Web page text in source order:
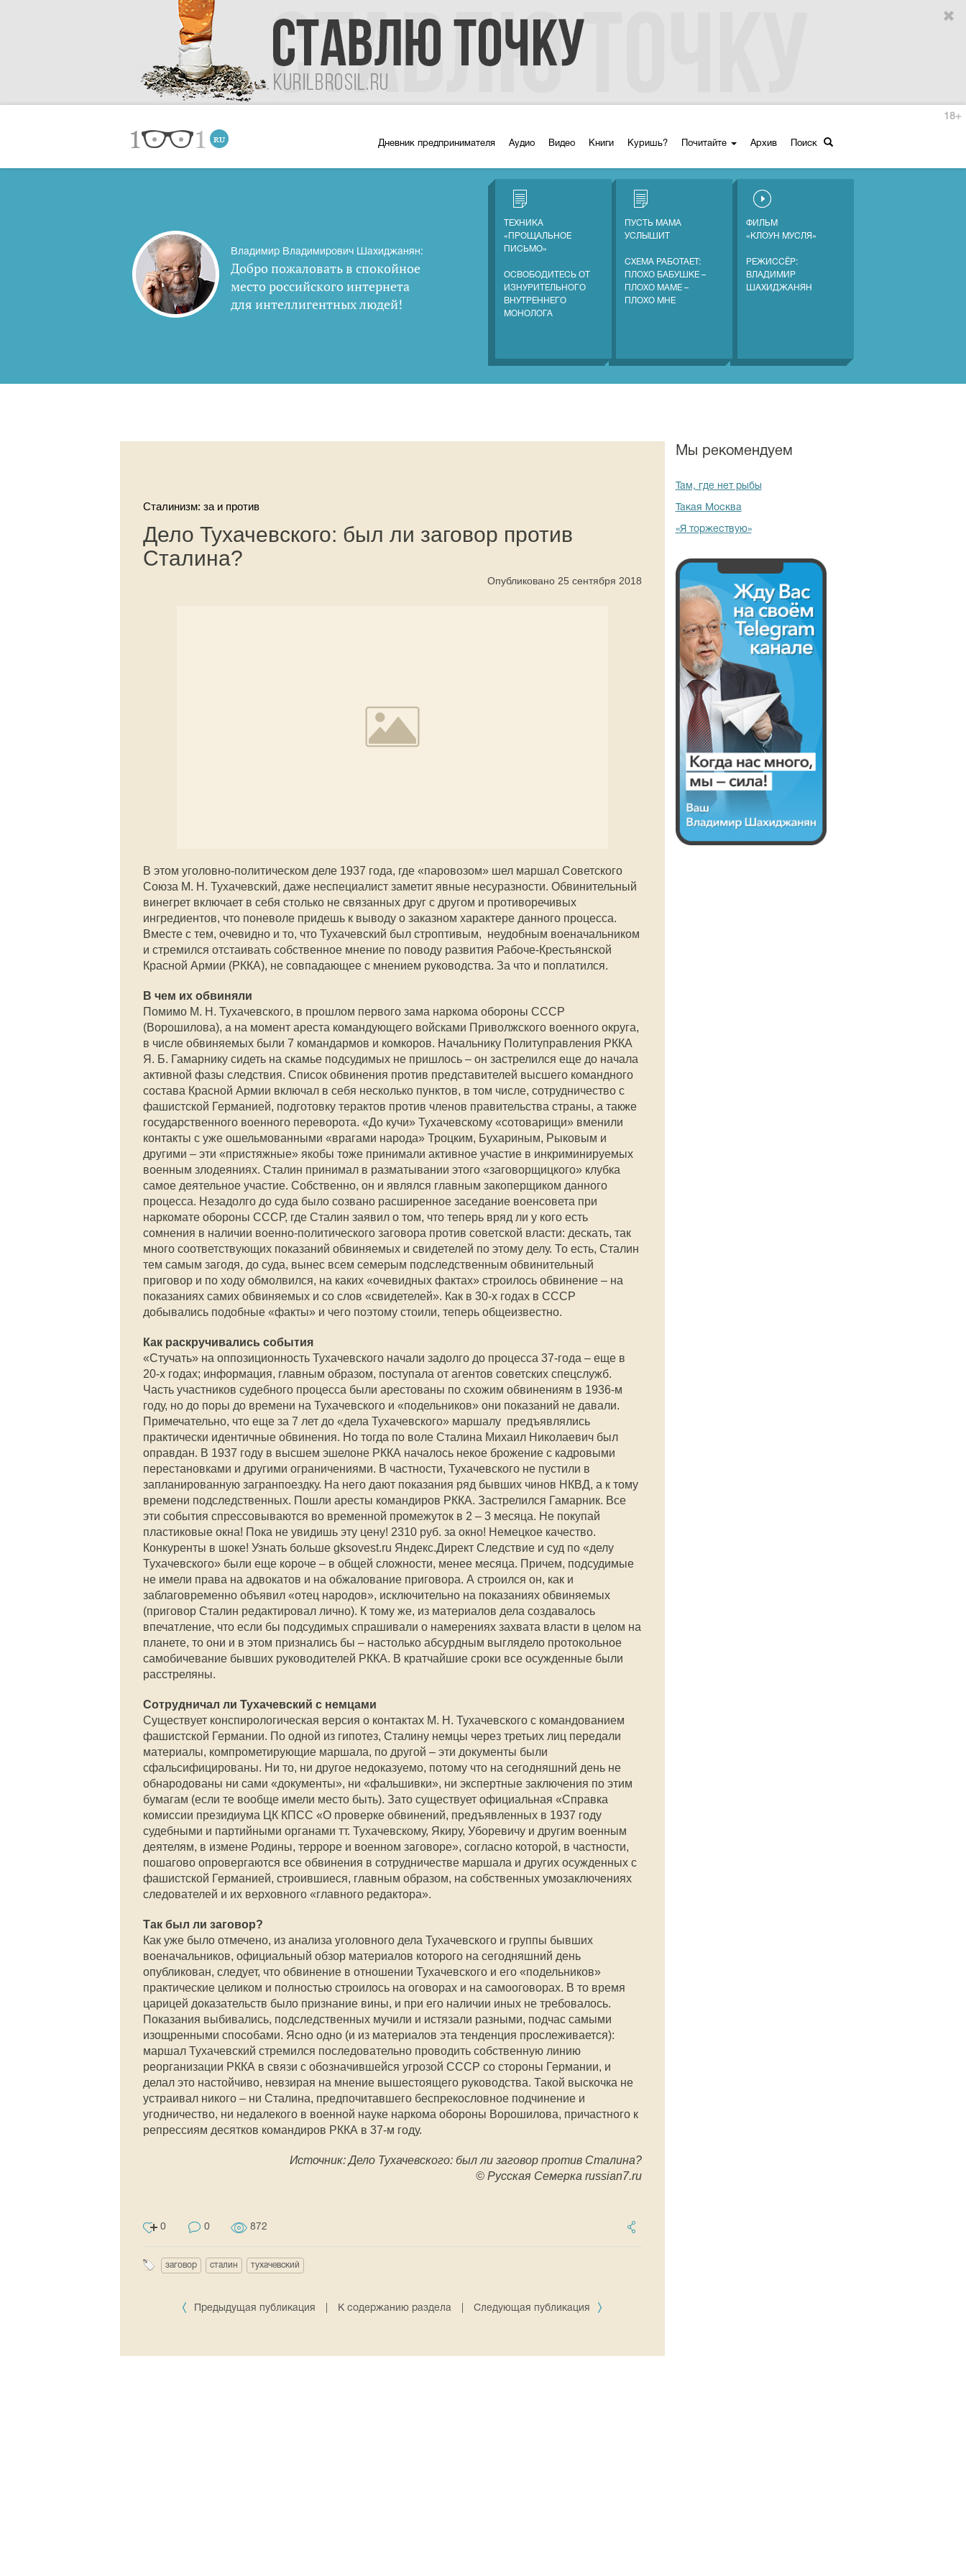
Дневник предпринимателя Аудио Видео Книги Куришь? Почитайте Архив Поиск
18+
Владимир Владимирович Шахиджанян:
Добро пожаловать в спокойное
место российского интернета
для интеллигентных людей!
ТЕХНИКА
«ПРОЩАЛЬНОЕ
ПИСЬМО»
ОСВОБОДИТЕСЬ ОТ
ИЗНУРИТЕЛЬНОГО
ВНУТРЕННЕГО
МОНОЛОГА
ПУСТЬ МАМА
УСЛЫШИТ
СХЕМА РАБОТАЕТ:
ПЛОХО БАБУШКЕ –
ПЛОХО МАМЕ –
ПЛОХО МНЕ
ФИЛЬМ
«КЛОУН МУСЛЯ»
РЕЖИССЁР:
ВЛАДИМИР
ШАХИДЖАНЯН
Сталинизм: за и против
Дело Тухачевского: был ли заговор против
Сталина?
Опубликовано 25 сентября 2018
В этом уголовно-политическом деле 1937 года, где «паровозом» шел маршал Советского
Союза М. Н. Тухачевский, даже неспециалист заметит явные несуразности. Обвинительный
винегрет включает в себя столько не связанных друг с другом и противоречивых
ингредиентов, что поневоле придешь к выводу о заказном характере данного процесса.
Вместе с тем, очевидно и то, что Тухачевский был строптивым, неудобным военачальником
и стремился отстаивать собственное мнение по поводу развития Рабоче-Крестьянской
Красной Армии (РККА), не совпадающее с мнением руководства. За что и поплатился.
В чем их обвиняли
Помимо М. Н. Тухачевского, в прошлом первого зама наркома обороны СССР
(Ворошилова), а на момент ареста командующего войсками Приволжского военного округа,
в числе обвиняемых были 7 командармов и комкоров. Начальнику Политуправления РККА
Я. Б. Гамарнику сидеть на скамье подсудимых не пришлось – он застрелился еще до начала
активной фазы следствия. Список обвинения против представителей высшего командного
состава Красной Армии включал в себя несколько пунктов, в том числе, сотрудничество с
фашистской Германией, подготовку терактов против членов правительства страны, а также
государственного военного переворота. «До кучи» Тухачевскому «сотоварищи» вменили
контакты с уже ошельмованными «врагами народа» Троцким, Бухариным, Рыковым и
другими – эти «пристяжные» якобы тоже принимали активное участие в инкриминируемых
военным злодеяниях. Сталин принимал в разматывании этого «заговорщицкого» клубка
самое деятельное участие. Собственно, он и являлся главным закоперщиком данного
процесса. Незадолго до суда было созвано расширенное заседание военсовета при
наркомате обороны СССР, где Сталин заявил о том, что теперь вряд ли у кого есть
сомнения в наличии военно-политического заговора против советской власти: дескать, так
много соответствующих показаний обвиняемых и свидетелей по этому делу. То есть, Сталин
тем самым загодя, до суда, вынес всем семерым подследственным обвинительный
приговор и по ходу обмолвился, на каких «очевидных фактах» строилось обвинение – на
показаниях самих обвиняемых и со слов «свидетелей». Как в 30-х годах в СССР
добывались подобные «факты» и чего поэтому стоили, теперь общеизвестно.
Как раскручивались события
«Стучать» на оппозиционность Тухачевского начали задолго до процесса 37-года – еще в
20-х годах; информация, главным образом, поступала от агентов советских спецслужб.
Часть участников судебного процесса были арестованы по схожим обвинениям в 1936-м
году, но до поры до времени на Тухачевского и «подельников» они показаний не давали.
Примечательно, что еще за 7 лет до «дела Тухачевского» маршалу предъявлялись
практически идентичные обвинения. Но тогда по воле Сталина Михаил Николаевич был
оправдан. В 1937 году в высшем эшелоне РККА началось некое брожение с кадровыми
перестановками и другими ограничениями. В частности, Тухачевского не пустили в
запланированную загранпоездку. На него дают показания ряд бывших чинов НКВД, а к тому
времени подследственных. Пошли аресты командиров РККА. Застрелился Гамарник. Все
эти события спрессовываются во временной промежуток в 2 – 3 месяца. Не покупай
пластиковые окна! Пока не увидишь эту цену! 2310 руб. за окно! Немецкое качество.
Конкуренты в шоке! Узнать больше gksovest.ru Яндекс.Директ Следствие и суд по «делу
Тухачевского» были еще короче – в общей сложности, менее месяца. Причем, подсудимые
не имели права на адвокатов и на обжалование приговора. А строился он, как и
заблаговременно объявил «отец народов», исключительно на показаниях обвиняемых
(приговор Сталин редактировал лично). К тому же, из материалов дела создавалось
впечатление, что если бы подсудимых спрашивали о намерениях захвата власти в целом на
планете, то они и в этом признались бы – настолько абсурдным выглядело протокольное
самобичевание бывших руководителей РККА. В кратчайшие сроки все осужденные были
расстреляны.
Сотрудничал ли Тухачевский с немцами
Существует конспирологическая версия о контактах М. Н. Тухачевского с командованием
фашистской Германии. По одной из гипотез, Сталину немцы через третьих лиц передали
материалы, компрометирующие маршала, по другой – эти документы были
сфальсифицированы. Ни то, ни другое недоказуемо, потому что на сегодняшний день не
обнародованы ни сами «документы», ни «фальшивки», ни экспертные заключения по этим
бумагам (если те вообще имели место быть). Зато существует официальная «Справка
комиссии президиума ЦК КПСС «О проверке обвинений, предъявленных в 1937 году
судебными и партийными органами тт. Тухачевскому, Якиру, Уборевичу и другим военным
деятелям, в измене Родины, терроре и военном заговоре», согласно которой, в частности,
пошагово опровергаются все обвинения в сотрудничестве маршала и других осужденных с
фашистской Германией, строившиеся, главным образом, на собственных умозаключениях
следователей и их верховного «главного редактора».
Так был ли заговор?
Как уже было отмечено, из анализа уголовного дела Тухачевского и группы бывших
военачальников, официальный обзор материалов которого на сегодняшний день
опубликован, следует, что обвинение в отношении Тухачевского и его «подельников»
практические целиком и полностью строилось на оговорах и на самооговорах. В то время
царицей доказательств было признание вины, и при его наличии иных не требовалось.
Показания выбивались, подследственных мучили и истязали разными, подчас самыми
изощренными способами. Ясно одно (и из материалов эта тенденция прослеживается):
маршал Тухачевский стремился последовательно проводить собственную линию
реорганизации РККА в связи с обозначившейся угрозой СССР со стороны Германии, и
делал это настойчиво, невзирая на мнение вышестоящего руководства. Такой выскочка не
устраивал никого – ни Сталина, предпочитавшего беспрекословное подчинение и
угодничество, ни недалекого в военной науке наркома обороны Ворошилова, причастного к
репрессиям десятков командиров РККА в 37-м году.
Источник: Дело Тухачевского: был ли заговор против Сталина?
© Русская Семерка russian7.ru
0 0 872
заговор сталин тухачевский
Предыдущая публикация К содержанию раздела Следующая публикация
Мы рекомендуем
Там, где нет рыбы
Такая Москва
«Я торжествую»